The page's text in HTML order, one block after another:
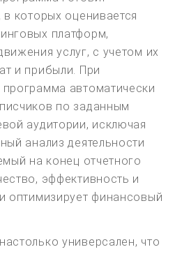
которых оценивается
платформ,
услуг, с учетом их
и прибыли. При
автоматически
по заданным
аудитории, исключая
анализ деятельности
на конец отчетного
эффективность и
оптимизирует финансовый
универсален, что